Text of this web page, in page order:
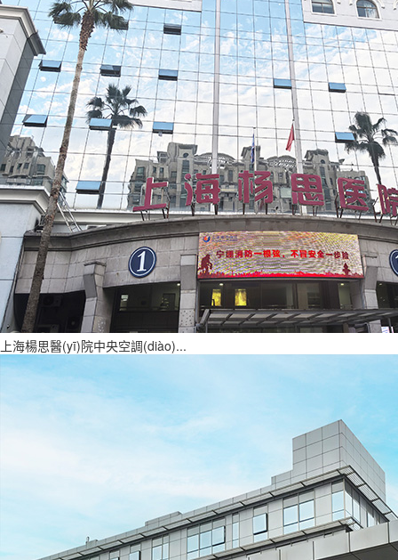
上海楊思醫(yī)院中央空調(diào)...